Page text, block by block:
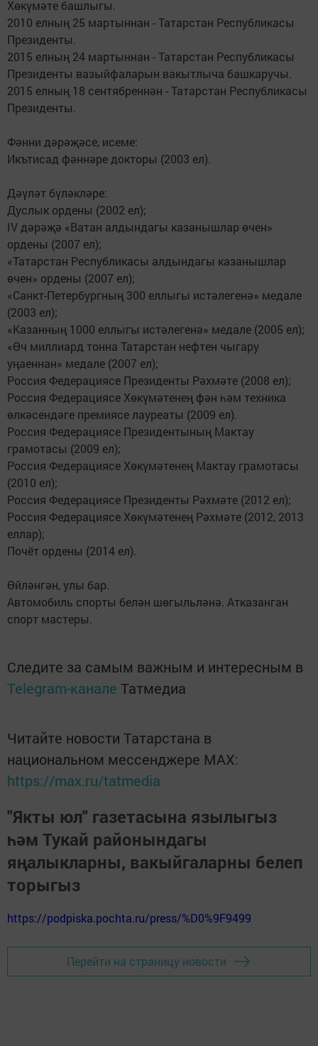
Хөкүмәте башлыгы.
2010 елның 25 мартыннан - Татарстан Республикасы
Президенты.
2015 елның 24 мартыннан - Татарстан Республикасы
Президенты вазыйфаларын вакытлыча башкаручы.
2015 елның 18 сентябреннән - Татарстан Республикасы
Президенты.
Фәнни дәрәҗәсе, исеме:
Икътисад фәннәре докторы (2003 ел).
Дәүләт бүләкләре:
Дуслык ордены (2002 ел);
IV дәрәҗә «Ватан алдындагы казанышлар өчен»
ордены (2007 ел);
«Татарстан Республикасы алдындагы казанышлар
өчен» ордены (2007 ел);
«Санкт-Петербургның 300 еллыгы истәлегенә» медале
(2003 ел);
«Казанның 1000 еллыгы истәлегенә» медале (2005 ел);
«Өч миллиард тонна Татарстан нефтен чыгару
уңаеннан» медале (2007 ел);
Россия Федерациясе Президенты Рәхмәте (2008 ел);
Россия Федерациясе Хөкүмәтенең фән һәм техника
өлкәсендәге премиясе лауреаты (2009 ел).
Россия Федерациясе Президентының Мактау
грамотасы (2009 ел);
Россия Федерациясе Хөкүмәтенең Мактау грамотасы
(2010 ел);
Россия Федерациясе Президенты Рәхмәте (2012 ел);
Россия Федерациясе Хөкүмәтенең Рәхмәте (2012, 2013
еллар);
Почёт ордены (2014 ел).
Өйләнгән, улы бар.
Автомобиль спорты белән шөгыльләнә. Атказанган
спорт мастеры.
Следите за самым важным и интересным в
Telegram-канале Татмедиа
Читайте новости Татарстана в
национальном мессенджере MАХ:
https://max.ru/tatmedia
"Якты юл" газетасына язылыгыз
һәм Тукай районындагы
яңалыкларны, вакыйгаларны белеп
торыгыз
https://podpiska.pochta.ru/press/%D0%9F9499
Перейти на страницу новости